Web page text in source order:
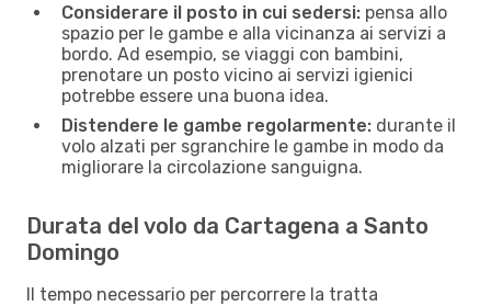
Considerare il posto in cui sedersi: pensa allo
spazio per le gambe e alla vicinanza ai servizi a
bordo. Ad esempio, se viaggi con bambini,
prenotare un posto vicino ai servizi igienici
potrebbe essere una buona idea.
Distendere le gambe regolarmente: durante il
volo alzati per sgranchire le gambe in modo da
migliorare la circolazione sanguigna.
Durata del volo da Cartagena a Santo
Domingo
Il tempo necessario per percorrere la tratta